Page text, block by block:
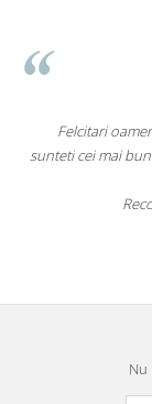
Felcitari
sunteti cei mai
Nu